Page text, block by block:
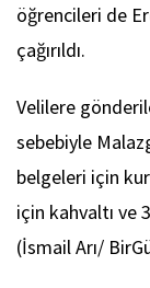
öğrencileri de
çağırıldı.
Velilere
sebebiyle
belgeleri için
için kahvaltı ve
(İsmail Arı/